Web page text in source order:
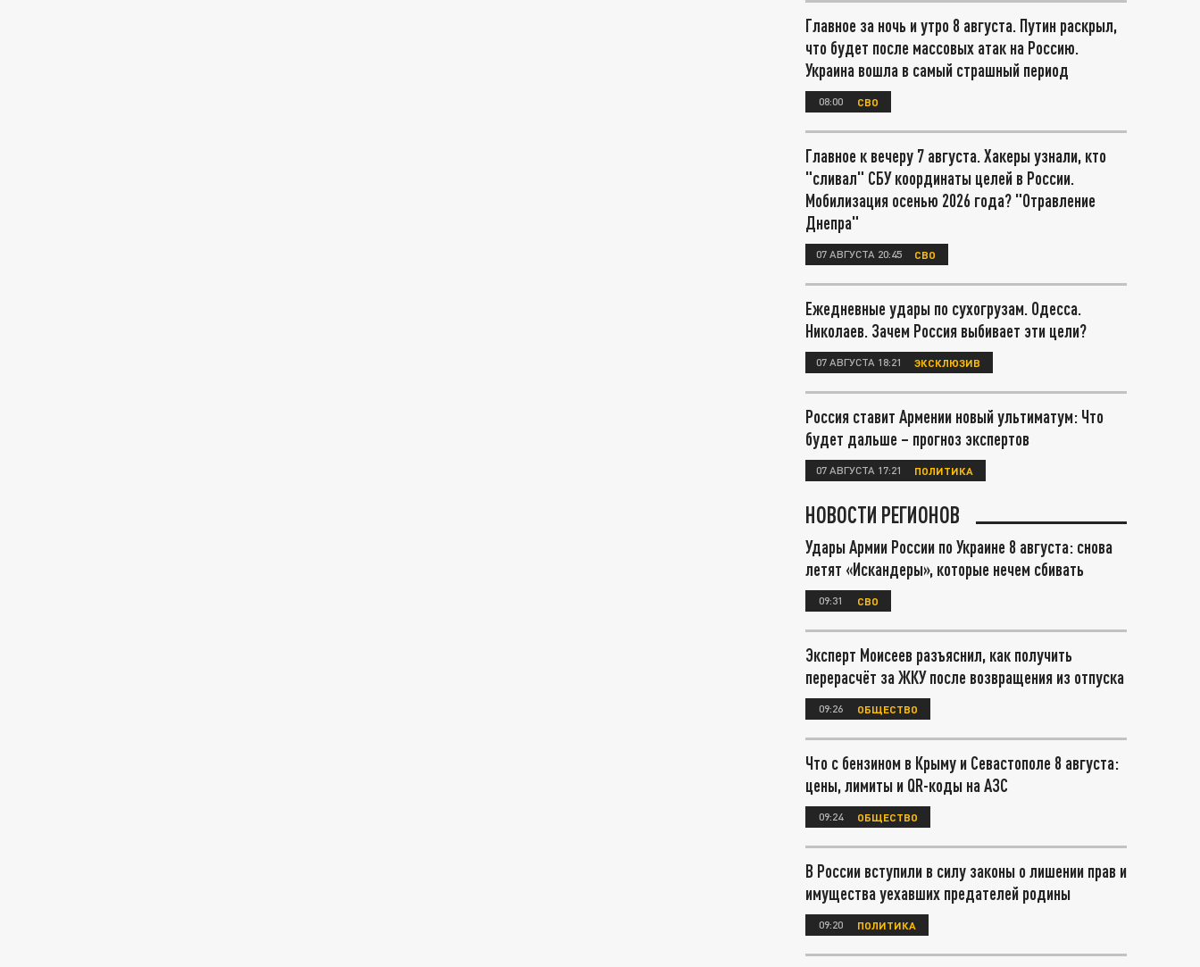
Главное за ночь и утро 8 августа. Путин раскрыл,
что будет после массовых атак на Россию.
Украина вошла в самый страшный период
08:00 СВО
Главное к вечеру 7 августа. Хакеры узнали, кто
"сливал" СБУ координаты целей в России.
Мобилизация осенью 2026 года? "Отравление
Днепра"
07 АВГУСТА 20:45 СВО
Ежедневные удары по сухогрузам. Одесса.
Николаев. Зачем Россия выбивает эти цели?
07 АВГУСТА 18:21 ЭКСКЛЮЗИВ
Россия ставит Армении новый ультиматум: Что
будет дальше – прогноз экспертов
07 АВГУСТА 17:21 ПОЛИТИКА
НОВОСТИ РЕГИОНОВ
Удары Армии России по Украине 8 августа: снова
летят «Искандеры», которые нечем сбивать
09:31 СВО
Эксперт Моисеев разъяснил, как получить
перерасчёт за ЖКУ после возвращения из отпуска
09:26 ОБЩЕСТВО
Что с бензином в Крыму и Севастополе 8 августа:
цены, лимиты и QR-коды на АЗС
09:24 ОБЩЕСТВО
В России вступили в силу законы о лишении прав и
имущества уехавших предателей родины
09:20 ПОЛИТИКА